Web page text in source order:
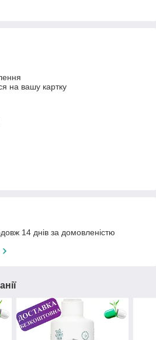
на вашу картку
14 днів за домовленістю